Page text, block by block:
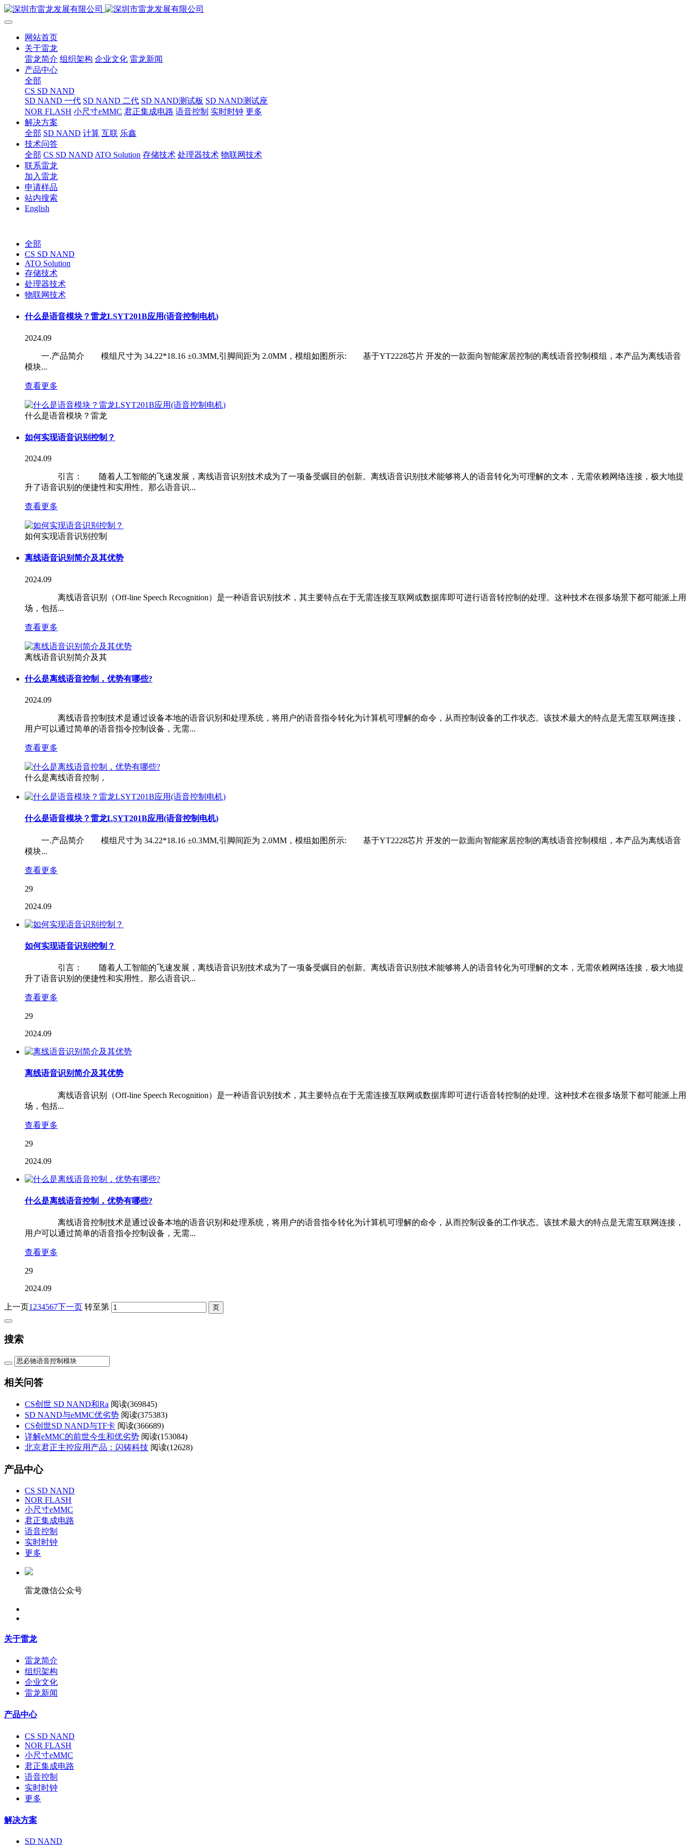
网站首页
关于雷龙
雷龙简介 组织架构 企业文化 雷龙新闻
产品中心
全部
CS SD NAND
SD NAND 一代 SD NAND 二代 SD NAND测试板 SD NAND测试座
NOR FLASH 小尺寸eMMC 君正集成电路 语音控制 实时时钟 更多
解决方案
全部 SD NAND 计算 互联 乐鑫
技术问答
全部 CS SD NAND ATO Solution 存储技术 处理器技术 物联网技术
联系雷龙
加入雷龙
申请样品
站内搜索
English
全部
CS SD NAND
ATO Solution
存储技术
处理器技术
物联网技术
什么是语音模块？雷龙LSYT201B应用(语音控制电机)
2024.09
一.产品简介 模组尺寸为 34.22*18.16 ±0.3MM,引脚间距为 2.0MM，模组如图所示: 基于YT2228芯片 开发的一款面向智能家居控制的离线语音控制模组，本产品为离线语音
模块...
查看更多
什么是语音模块？雷龙
如何实现语音识别控制？
2024.09
引言： 随着人工智能的飞速发展，离线语音识别技术成为了一项备受瞩目的创新。离线语音识别技术能够将人的语音转化为可理解的文本，无需依赖网络连接，极大地提
升了语音识别的便捷性和实用性。那么语音识...
查看更多
如何实现语音识别控制
离线语音识别简介及其优势
2024.09
离线语音识别（Off-line Speech Recognition）是一种语音识别技术，其主要特点在于无需连接互联网或数据库即可进行语音转控制的处理。这种技术在很多场景下都可能派上用
场，包括...
查看更多
离线语音识别简介及其
什么是离线语音控制，优势有哪些?
2024.09
离线语音控制技术是通过设备本地的语音识别和处理系统，将用户的语音指令转化为计算机可理解的命令，从而控制设备的工作状态。该技术最大的特点是无需互联网连接，
用户可以通过简单的语音指令控制设备，无需...
查看更多
什么是离线语音控制，
什么是语音模块？雷龙LSYT201B应用(语音控制电机)
一.产品简介 模组尺寸为 34.22*18.16 ±0.3MM,引脚间距为 2.0MM，模组如图所示: 基于YT2228芯片 开发的一款面向智能家居控制的离线语音控制模组，本产品为离线语音
模块...
查看更多
29
2024.09
如何实现语音识别控制？
引言： 随着人工智能的飞速发展，离线语音识别技术成为了一项备受瞩目的创新。离线语音识别技术能够将人的语音转化为可理解的文本，无需依赖网络连接，极大地提
升了语音识别的便捷性和实用性。那么语音识...
查看更多
29
2024.09
离线语音识别简介及其优势
离线语音识别（Off-line Speech Recognition）是一种语音识别技术，其主要特点在于无需连接互联网或数据库即可进行语音转控制的处理。这种技术在很多场景下都可能派上用
场，包括...
查看更多
29
2024.09
什么是离线语音控制，优势有哪些?
离线语音控制技术是通过设备本地的语音识别和处理系统，将用户的语音指令转化为计算机可理解的命令，从而控制设备的工作状态。该技术最大的特点是无需互联网连接，
用户可以通过简单的语音指令控制设备，无需...
查看更多
29
2024.09
上一页1 234567下一页 转至第
搜索
相关问答
CS创世 SD NAND和Ra 阅读(369845)
SD NAND与eMMC优劣势 阅读(375383)
CS创世SD NAND与TF卡 阅读(366689)
详解eMMC的前世今生和优劣势 阅读(153084)
北京君正主控应用产品：闪铸科技 阅读(12628)
产品中心
CS SD NAND
NOR FLASH
小尺寸eMMC
君正集成电路
语音控制
实时时钟
更多
雷龙微信公众号
关于雷龙
雷龙简介
组织架构
企业文化
雷龙新闻
产品中心
CS SD NAND
NOR FLASH
小尺寸eMMC
君正集成电路
语音控制
实时时钟
更多
解决方案
SD NAND